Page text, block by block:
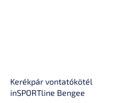
Kerékpár vontatókötél
inSPORTline Bengee